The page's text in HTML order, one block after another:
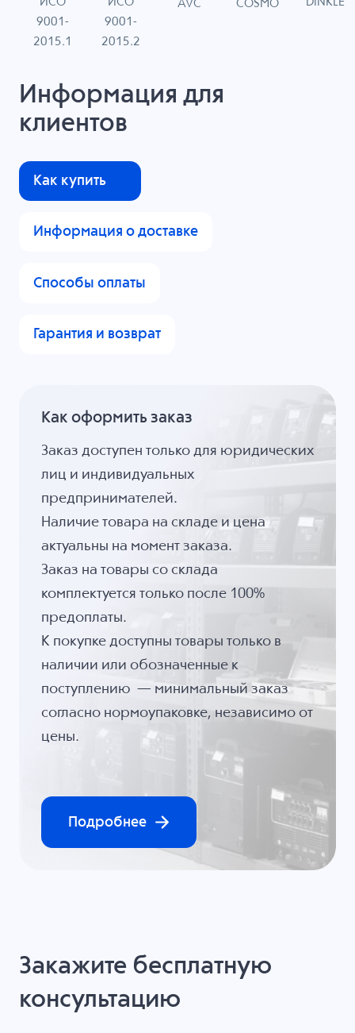
9001-
2015.1
9001-
2015.2
AVC COSMO
Информация для
клиентов
Как купить
Информация о доставке
Способы оплаты
Гарантия и возврат
Как оформить заказ
Заказ доступен только для юридических
лиц и индивидуальных
предпринимателей.
Наличие товара на складе и цена
актуальны на момент заказа.
Заказ на товары со склада
комплектуется только после 100%
предоплаты.
К покупке доступны товары только в
наличии или обозначенные к
поступлению — минимальный заказ
согласно нормоупаковке, независимо от
цены.
Подробнее
Закажите бесплатную
консультацию